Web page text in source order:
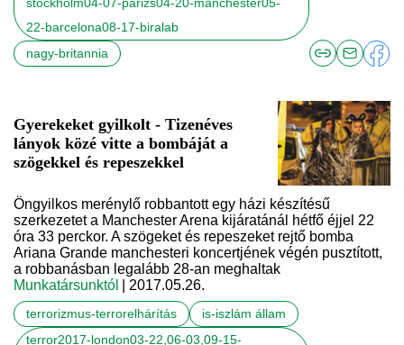
22-barcelona08-17-biralab
nagy-britannia
Gyerekeket gyilkolt - Tizenéves
lányok közé vitte a bombáját a
szögekkel és repeszekkel
Öngyilkos merénylő robbantott egy házi készítésű
szerkezetet a Manchester Arena kijáratánál hétfő éjjel 22
óra 33 perckor. A szögeket és repeszeket rejtő bomba
Ariana Grande manchesteri koncertjének végén pusztított,
a robbanásban legalább 28-an meghaltak
Munkatársunktól
| 2017.05.26.
terrorizmus-terrorelhárítás
is-iszlám állam
terror2017-london03-22,06-03,09-15-